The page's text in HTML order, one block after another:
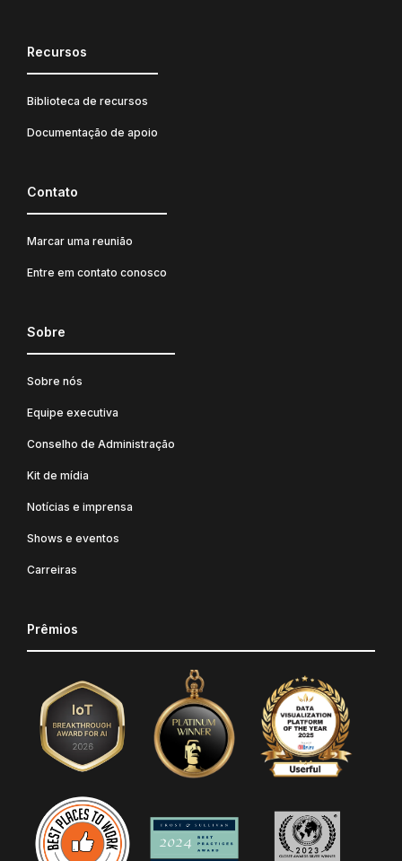
Recursos
Biblioteca de recursos
Documentação de apoio
Contato
Marcar uma reunião
Entre em contato conosco
Sobre
Sobre nós
Equipe executiva
Conselho de Administração
Kit de mídia
Notícias e imprensa
Shows e eventos
Carreiras
Prêmios